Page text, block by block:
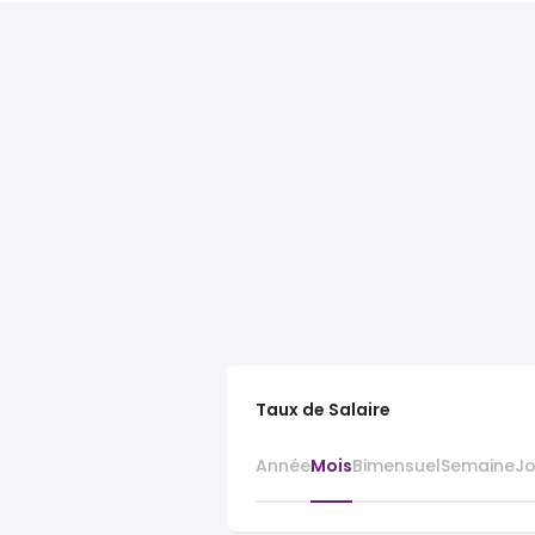
Taux de Salaire
AnnéeMoisBimensuelSemaine